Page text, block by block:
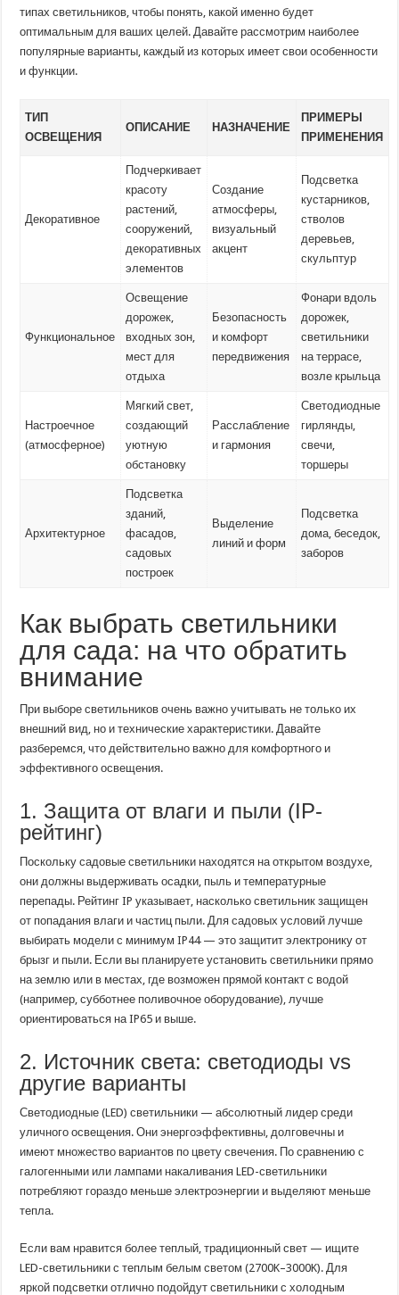
типах светильников, чтобы понять, какой именно будет
оптимальным для ваших целей. Давайте рассмотрим наиболее
популярные варианты, каждый из которых имеет свои особенности
и функции.
ТИП
ОСВЕЩЕНИЯ
ОПИСАНИЕ НАЗНАЧЕНИЕ
ПРИМЕРЫ
ПРИМЕНЕНИЯ
Декоративное
Подчеркивает
красоту
растений,
сооружений,
декоративных
элементов
Создание
атмосферы,
визуальный
акцент
Подсветка
кустарников,
стволов
деревьев,
скульптур
Функциональное
Освещение
дорожек,
входных зон,
мест для
отдыха
Безопасность
и комфорт
передвижения
Фонари вдоль
дорожек,
светильники
на террасе,
возле крыльца
Настроечное
(атмосферное)
Мягкий свет,
создающий
уютную
обстановку
Расслабление
и гармония
Светодиодные
гирлянды,
свечи,
торшеры
Архитектурное
Подсветка
зданий,
фасадов,
садовых
построек
Выделение
линий и форм
Подсветка
дома, беседок,
заборов
Как выбрать светильники
для сада: на что обратить
внимание
При выборе светильников очень важно учитывать не только их
внешний вид, но и технические характеристики. Давайте
разберемся, что действительно важно для комфортного и
эффективного освещения.
1. Защита от влаги и пыли (IP-
рейтинг)
Поскольку садовые светильники находятся на открытом воздухе,
они должны выдерживать осадки, пыль и температурные
перепады. Рейтинг IP указывает, насколько светильник защищен
от попадания влаги и частиц пыли. Для садовых условий лучше
выбирать модели с минимум IP44 — это защитит электронику от
брызг и пыли. Если вы планируете установить светильники прямо
на землю или в местах, где возможен прямой контакт с водой
(например, субботнее поливочное оборудование), лучше
ориентироваться на IP65 и выше.
2. Источник света: светодиоды vs
другие варианты
Светодиодные (LED) светильники — абсолютный лидер среди
уличного освещения. Они энергоэффективны, долговечны и
имеют множество вариантов по цвету свечения. По сравнению с
галогенными или лампами накаливания LED-светильники
потребляют гораздо меньше электроэнергии и выделяют меньше
тепла.
Если вам нравится более теплый, традиционный свет — ищите
LED-светильники с теплым белым светом (2700K–3000K). Для
яркой подсветки отлично подойдут светильники с холодным